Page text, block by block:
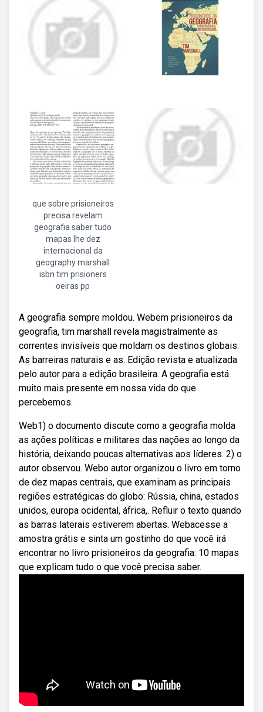
que sobre prisioneiros
precisa revelam
geografia saber tudo
mapas lhe dez
internacional da
geography marshall
isbn tim prisioners
oeiras pp
A geografia sempre moldou. Webem prisioneiros da
geografia, tim marshall revela magistralmente as
correntes invisíveis que moldam os destinos globais:
As barreiras naturais e as. Edição revista e atualizada
pelo autor para a edição brasileira. A geografia está
muito mais presente em nossa vida do que
percebemos.
Web1) o documento discute como a geografia molda
as ações políticas e militares das nações ao longo da
história, deixando poucas alternativas aos líderes. 2) o
autor observou. Webo autor organizou o livro em torno
de dez mapas centrais, que examinam as principais
regiões estratégicas do globo: Rússia, china, estados
unidos, europa ocidental, áfrica,. Refluir o texto quando
as barras laterais estiverem abertas. Webacesse a
amostra grátis e sinta um gostinho do que você irá
encontrar no livro prisioneiros da geografia: 10 mapas
que explicam tudo o que você precisa saber.